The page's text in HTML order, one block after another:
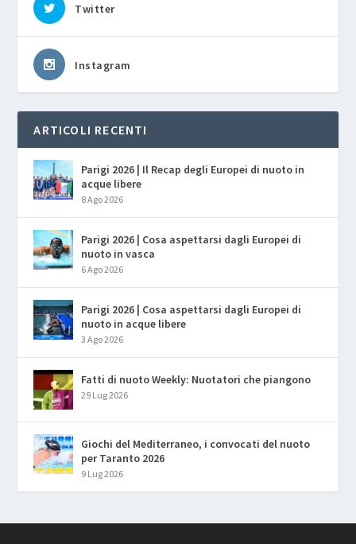
Twitter
Instagram
ARTICOLI RECENTI
Parigi 2026 | Il Recap degli Europei di nuoto in
acque libere
8 Ago 2026
Parigi 2026 | Cosa aspettarsi dagli Europei di
nuoto in vasca
6 Ago 2026
Parigi 2026 | Cosa aspettarsi dagli Europei di
nuoto in acque libere
3 Ago 2026
Fatti di nuoto Weekly: Nuotatori che piangono
29 Lug 2026
Giochi del Mediterraneo, i convocati del nuoto
per Taranto 2026
9 Lug 2026